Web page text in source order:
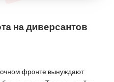
на диверсантов
фронте вынуждают